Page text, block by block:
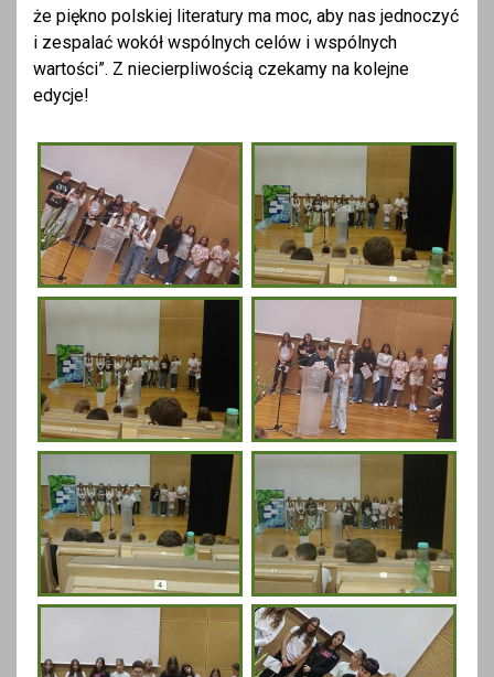
że piękno polskiej literatury ma moc, aby nas jednoczyć
i zespalać wokół wspólnych celów i wspólnych
wartości”. Z niecierpliwością czekamy na kolejne
edycje!